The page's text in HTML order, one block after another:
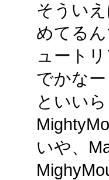
そうい
めてる
ュート
でかな
といい
いや、